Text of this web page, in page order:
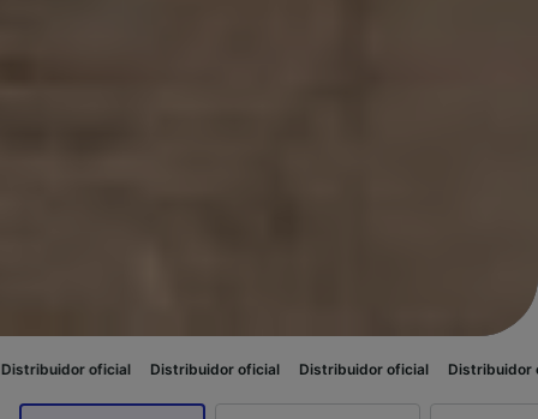
Distribuidor oficial Distribuidor oficial Distribuidor oficial